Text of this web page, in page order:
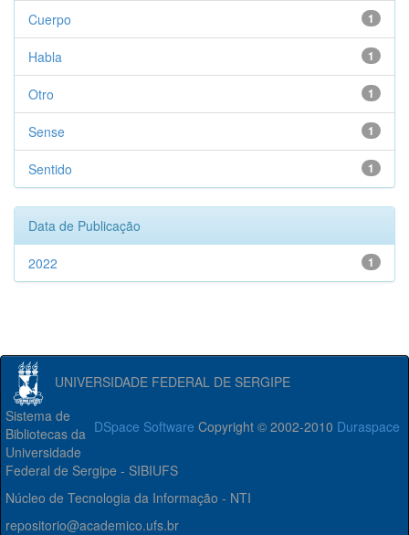
1
Cuerpo
1
Habla
1
Otro
1
Sense
1
Sentido
Data de Publicação
1
2022
UNIVERSIDADE FEDERAL DE SERGIPE
DSpace Software Copyright © 2002-2010 Duraspace
Sistema de
Bibliotecas da
Universidade
Federal de Sergipe - SIBIUFS
Núcleo de Tecnologia da Informação - NTI
repositorio@academico.ufs.br